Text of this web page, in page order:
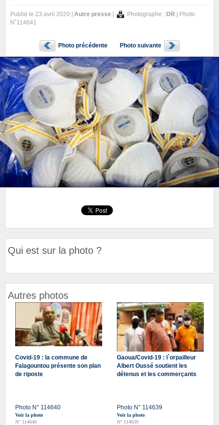
Publié le 23 avril 2020 | Autre presse Photographe : DR | Photo
N˚114641
Photo précédente Photo suivante
Qui est sur la photo ?
Autres photos
Covid-19 : la commune de
Falagountou présente son plan
de riposte
Photo N° 114640
Voir la photo
N° 114640
Gaoua/Covid-19 : l`orpailleur
Albert Oussé soutient les
détenus et les commerçants
Photo N° 114639
Voir la photo
N° 114639